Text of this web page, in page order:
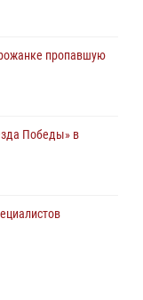
пропавшую
Победы» в